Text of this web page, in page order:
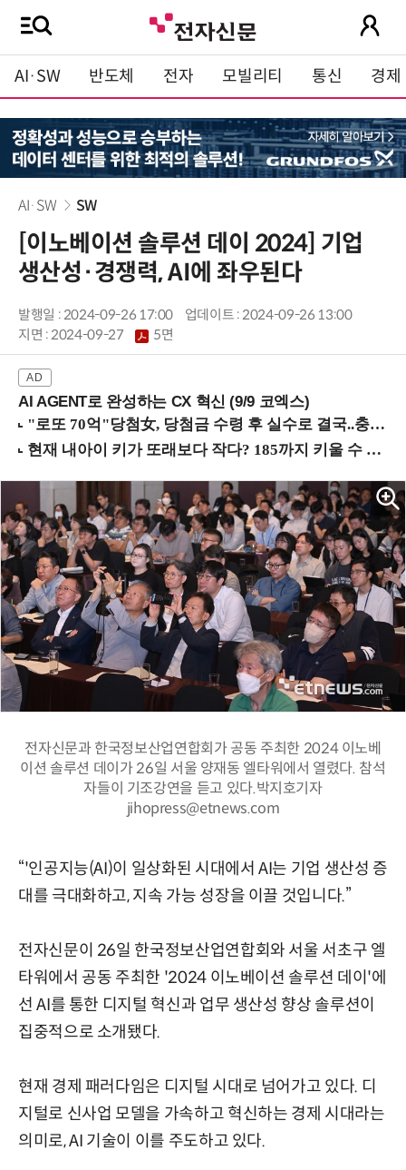
AI·SW 반도체 전자 모빌리티 통신 경제
AI·SW SW
[이노베이션 솔루션 데이 2024] 기업
생산성·경쟁력, AI에 좌우된다
발행일 : 2024-09-26 17:00
업데이트 : 2024-09-26 13:00
지면 :2024-09-27 5면
AI AGENT로 완성하는 CX 혁신 (9/9 코엑스)
전자신문과 한국정보산업연합회가 공동 주최한 2024 이노베
이션 솔루션 데이가 26일 서울 양재동 엘타워에서 열렸다. 참석
자들이 기조강연을 듣고 있다.박지호기자
jihopress@etnews.com
“'인공지능(AI)이 일상화된 시대에서 AI는 기업 생산성 증
대를 극대화하고, 지속 가능 성장을 이끌 것입니다.”
전자신문이 26일 한국정보산업연합회와 서울 서초구 엘
타워에서 공동 주최한 '2024 이노베이션 솔루션 데이'에
선 AI를 통한 디지털 혁신과 업무 생산성 향상 솔루션이
집중적으로 소개됐다.
현재 경제 패러다임은 디지털 시대로 넘어가고 있다. 디
지털로 신사업 모델을 가속하고 혁신하는 경제 시대라는
의미로, AI 기술이 이를 주도하고 있다.